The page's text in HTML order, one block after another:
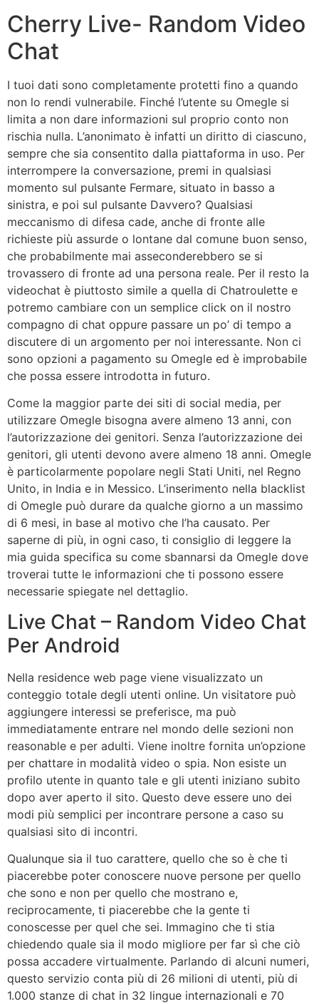
Cherry Live- Random Video
Chat
I tuoi dati sono completamente protetti fino a quando
non lo rendi vulnerabile. Finché l’utente su Omegle si
limita a non dare informazioni sul proprio conto non
rischia nulla. L’anonimato è infatti un diritto di ciascuno,
sempre che sia consentito dalla piattaforma in uso. Per
interrompere la conversazione, premi in qualsiasi
momento sul pulsante Fermare, situato in basso a
sinistra, e poi sul pulsante Davvero? Qualsiasi
meccanismo di difesa cade, anche di fronte alle
richieste più assurde o lontane dal comune buon senso,
che probabilmente mai asseconderebbero se si
trovassero di fronte ad una persona reale. Per il resto la
videochat è piuttosto simile a quella di Chatroulette e
potremo cambiare con un semplice click on il nostro
compagno di chat oppure passare un po’ di tempo a
discutere di un argomento per noi interessante. Non ci
sono opzioni a pagamento su Omegle ed è improbabile
che possa essere introdotta in futuro.
Come la maggior parte dei siti di social media, per
utilizzare Omegle bisogna avere almeno 13 anni, con
l’autorizzazione dei genitori. Senza l’autorizzazione dei
genitori, gli utenti devono avere almeno 18 anni. Omegle
è particolarmente popolare negli Stati Uniti, nel Regno
Unito, in India e in Messico. L’inserimento nella blacklist
di Omegle può durare da qualche giorno a un massimo
di 6 mesi, in base al motivo che l’ha causato. Per
saperne di più, in ogni caso, ti consiglio di leggere la
mia guida specifica su come sbannarsi da Omegle dove
troverai tutte le informazioni che ti possono essere
necessarie spiegate nel dettaglio.
Live Chat – Random Video Chat
Per Android
Nella residence web page viene visualizzato un
conteggio totale degli utenti online. Un visitatore può
aggiungere interessi se preferisce, ma può
immediatamente entrare nel mondo delle sezioni non
reasonable e per adulti. Viene inoltre fornita un’opzione
per chattare in modalità video o spia. Non esiste un
profilo utente in quanto tale e gli utenti iniziano subito
dopo aver aperto il sito. Questo deve essere uno dei
modi più semplici per incontrare persone a caso su
qualsiasi sito di incontri.
Qualunque sia il tuo carattere, quello che so è che ti
piacerebbe poter conoscere nuove persone per quello
che sono e non per quello che mostrano e,
reciprocamente, ti piacerebbe che la gente ti
conoscesse per quel che sei. Immagino che ti stia
chiedendo quale sia il modo migliore per far sì che ciò
possa accadere virtualmente. Parlando di alcuni numeri,
questo servizio conta più di 26 milioni di utenti, più di
1.000 stanze di chat in 32 lingue internazionali e 70